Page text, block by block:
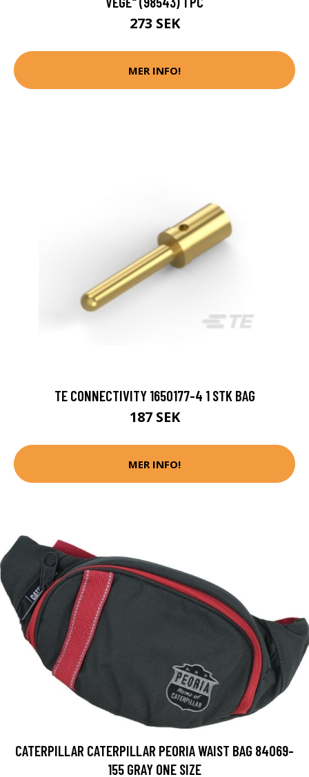
273 SEK
MER INFO!
TE CONNECTIVITY 1650177-4 1 STK BAG
187 SEK
MER INFO!
CATERPILLAR CATERPILLAR PEORIA WAIST BAG 84069-
155 GRAY ONE SIZE